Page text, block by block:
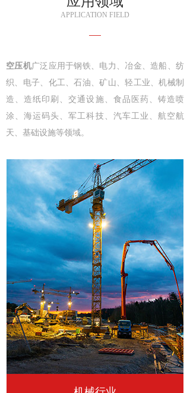
APPLICATION FIELD
空压机广泛应用于钢铁、电力、冶金、造船、纺
织、电子、化工、石油、矿山、轻工业、机械制
造、造纸印刷、交通设施、食品医药、铸造喷
涂、海运码头、军工科技、汽车工业、航空航
天、基础设施等领域。